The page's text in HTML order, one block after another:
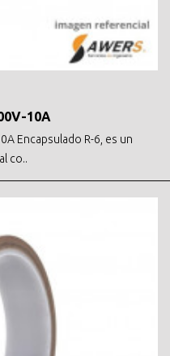
10A
Encapsulado R-6, es un
co..